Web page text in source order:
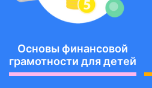
Основы финансовой
грамотности для детей